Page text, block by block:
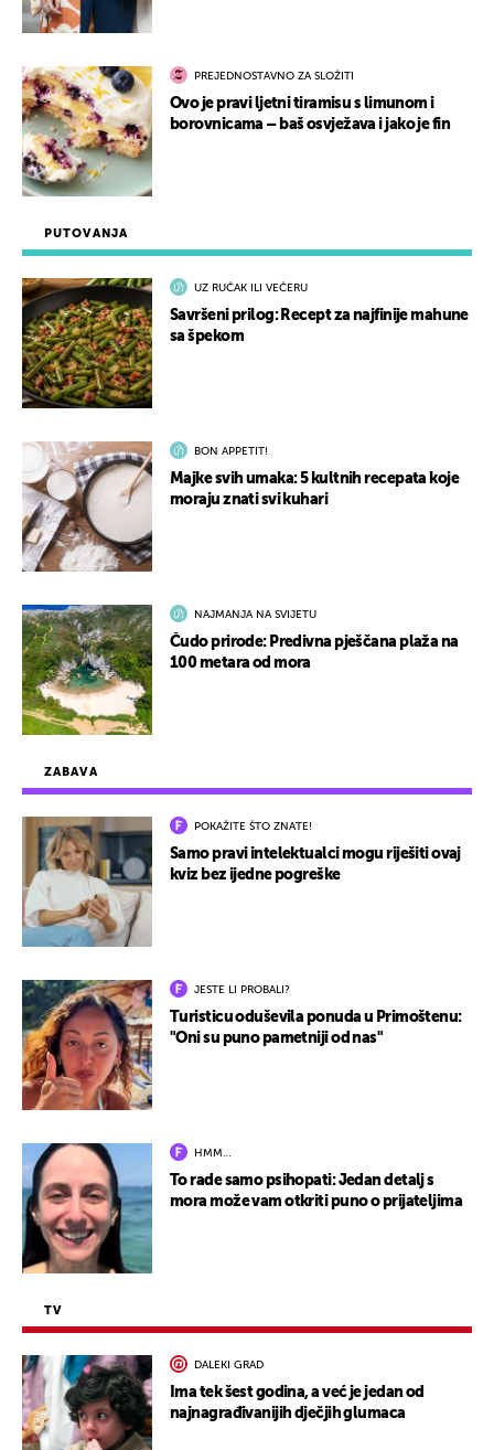
ZABAVA
POKAŽITE ŠTO ZNATE!
Samo pravi intelektualci mogu riješiti ovaj
kviz bez ijedne pogreške
JESTE LI PROBALI?
Turisticu oduševila ponuda u Primoštenu:
"Oni su puno pametniji od nas"
HMM…
To rade samo psihopati: Jedan detalj s
mora može vam otkriti puno o prijateljima
TV
DALEKI GRAD
Ima tek šest godina, a već je jedan od
najnagrađivanijih dječjih glumaca
PUTOVANJA
UZ RUČAK ILI VEČERU
Savršeni prilog: Recept za najfinije mahune
sa špekom
BON APPETIT!
Majke svih umaka: 5 kultnih recepata koje
moraju znati svi kuhari
NAJMANJA NA SVIJETU
Čudo prirode: Predivna pješčana plaža na
100 metara od mora
PREJEDNOSTAVNO ZA SLOŽITI
Ovo je pravi ljetni tiramisu s limunom i
borovnicama – baš osvježava i jako je fin